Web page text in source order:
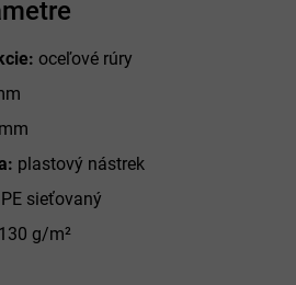
oceľové rúry
plastový nástrek
PE sieťovaný
130 g/m²